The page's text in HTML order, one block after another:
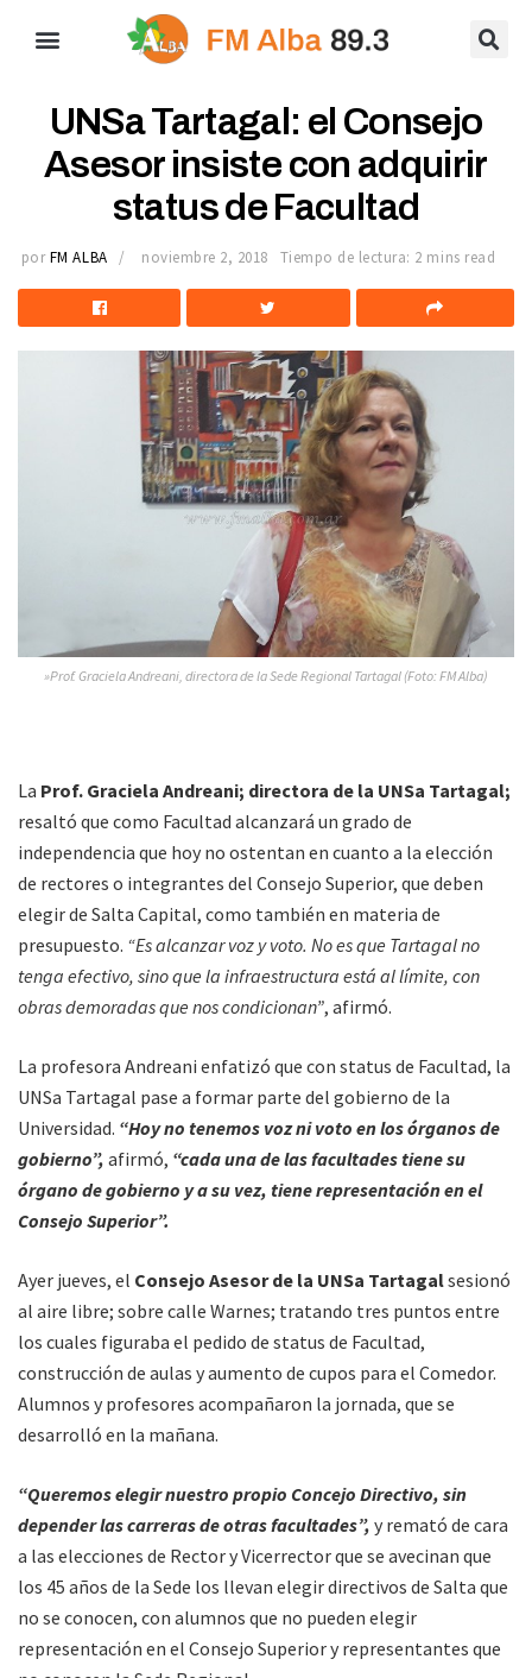
UNSa Tartagal: el Consejo
Asesor insiste con adquirir
status de Facultad
por FM ALBA noviembre 2, 2018 Tiempo de lectura: 2 mins read
»Prof. Graciela Andreani, directora de la Sede Regional Tartagal (Foto: FM Alba)
La Prof. Graciela Andreani; directora de la UNSa Tartagal;
resaltó que como Facultad alcanzará un grado de
independencia que hoy no ostentan en cuanto a la elección
de rectores o integrantes del Consejo Superior, que deben
elegir de Salta Capital, como también en materia de
presupuesto. “Es alcanzar voz y voto. No es que Tartagal no
tenga efectivo, sino que la infraestructura está al límite, con
obras demoradas que nos condicionan”, afirmó.
La profesora Andreani enfatizó que con status de Facultad, la
UNSa Tartagal pase a formar parte del gobierno de la
Universidad. “Hoy no tenemos voz ni voto en los órganos de
gobierno”, afirmó, “cada una de las facultades tiene su
órgano de gobierno y a su vez, tiene representación en el
Consejo Superior”.
Ayer jueves, el Consejo Asesor de la UNSa Tartagalsesionó
al aire libre; sobre calle Warnes; tratando tres puntos entre
los cuales figuraba el pedido de status de Facultad,
construcción de aulas y aumento de cupos para el Comedor.
Alumnos y profesores acompañaron la jornada, que se
desarrolló en la mañana.
“Queremos elegir nuestro propio Concejo Directivo, sin
depender las carreras de otras facultades”, y remató de cara
a las elecciones de Rector y Vicerrector que se avecinan que
los 45 años de la Sede los llevan elegir directivos de Salta que
no se conocen, con alumnos que no pueden elegir
representación en el Consejo Superior y representantes que